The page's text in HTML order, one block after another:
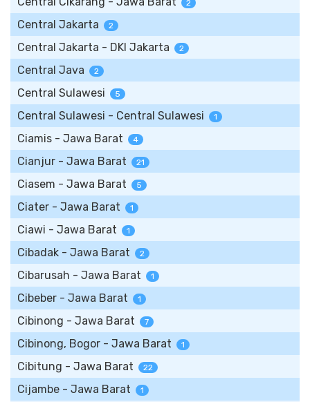
2
Central Jakarta 2
Central Jakarta - DKI Jakarta 2
Central Java 2
Central Sulawesi 5
Central Sulawesi - Central Sulawesi 1
Ciamis - Jawa Barat 4
Cianjur - Jawa Barat 21
Ciasem - Jawa Barat 5
Ciater - Jawa Barat 1
Ciawi - Jawa Barat 1
Cibadak - Jawa Barat 2
Cibarusah - Jawa Barat 1
Cibeber - Jawa Barat 1
Cibinong - Jawa Barat 7
Cibinong, Bogor - Jawa Barat 1
Cibitung - Jawa Barat 22
Cijambe - Jawa Barat 1